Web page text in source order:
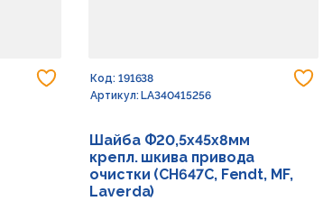
Добавить в избранное
Код: 191638
Артикул: LA340415256
Шайба Ф20,5х45х8мм
крепл. шкива привода
очистки (CH647C, Fendt, MF,
Laverda)